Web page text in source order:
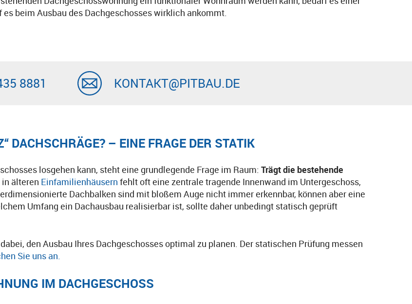
beim Ausbau des Dachgeschosses wirklich ankommt.
8881 KONTAKT@PITBAU.DE
DACHSCHRÄGE? – EINE FRAGE DER STATIK
losgehen kann, steht eine grundlegende Frage im Raum: Trägt die bestehende
älteren Einfamilienhäusern fehlt oft eine zentrale tragende Innenwand im Untergeschoss,
Dachbalken sind mit bloßem Auge nicht immer erkennbar, können aber eine
Umfang ein Dachausbau realisierbar ist, sollte daher unbedingt statisch geprüft
den Ausbau Ihres Dachgeschosses optimal zu planen. Der statischen Prüfung messen
Sie uns an.
IM DACHGESCHOSS